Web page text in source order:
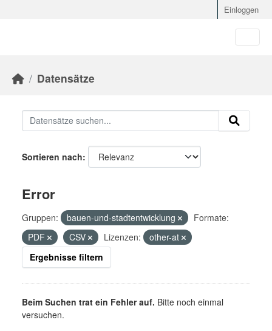
Einloggen
Datensätze
Sortieren nach
Error
Gruppen: bauen-und-stadtentwicklung
Formate:
PDF
CSV Lizenzen:
other-at
Ergebnisse filtern
Beim Suchen trat ein Fehler auf. Bitte noch einmal
versuchen.